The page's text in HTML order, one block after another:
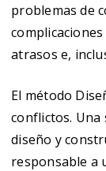
problemas de
atrasos e,
El método
conflictos. Una
diseño y
responsable a